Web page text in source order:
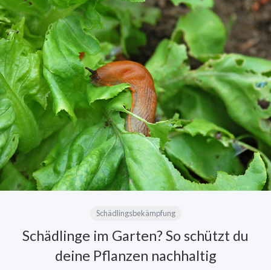
Schädlingsbekämpfung
Schädlinge im Garten? So schützt du
deine Pflanzen nachhaltig